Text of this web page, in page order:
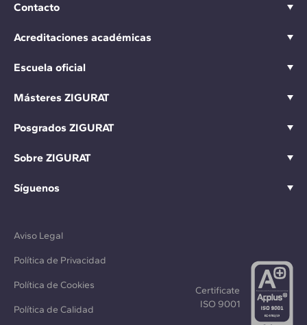
Contacto
Acreditaciones académicas
Escuela oficial
Másteres ZIGURAT
Posgrados ZIGURAT
Sobre ZIGURAT
Síguenos
Aviso Legal
Política de Privacidad
Política de Cookies
Política de Calidad
Certificate
ISO 9001